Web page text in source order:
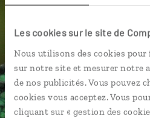
Les cookies sur le site de
Nous utilisons des cookies
sur notre site et mesurer notre
de nos publicités. Vous pouvez
cookies vous acceptez. Vous
cliquant sur « gestion des
Cynthia,
spécialiste
Suivez vos envies et